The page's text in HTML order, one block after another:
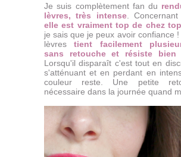
Je suis complètement fan du
lèvres, très intense.
elle est vraiment top de chez
je sais que je peux avoir confiance
lèvrestient facilement
sans retouche et résiste bien
Lorsqu'il disparaît c'est tout en
s'atténuant et en perdant en
couleur reste. Une petite
nécessaire dans la journée quand